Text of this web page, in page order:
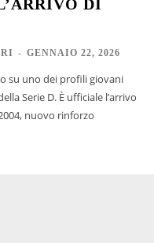
DI
- GENNAIO 22, 2026
su uno dei profili giovani
Serie D. È ufficiale l’arrivo
nuovo rinforzo